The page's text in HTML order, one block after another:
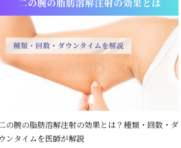
の腕の脂肪溶解注射の効果とは？種類・回数・ダ
ウンタイムを医師が解説